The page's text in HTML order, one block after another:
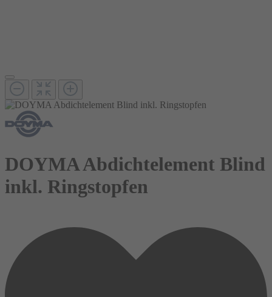
DOYMA Abdichtelement Blind
inkl. Ringstopfen